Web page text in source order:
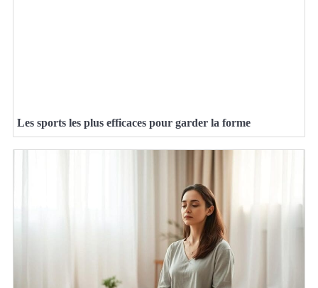
Les sports les plus efficaces pour garder la forme